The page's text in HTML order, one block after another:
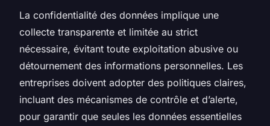
La confidentialité des données implique une
collecte transparente et limitée au strict
nécessaire, évitant toute exploitation abusive ou
détournement des informations personnelles. Les
entreprises doivent adopter des politiques claires,
incluant des mécanismes de contrôle et d’alerte,
pour garantir que seules les données essentielles